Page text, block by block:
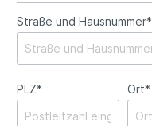
Straße und Hausnummer*
PLZ* Ort*